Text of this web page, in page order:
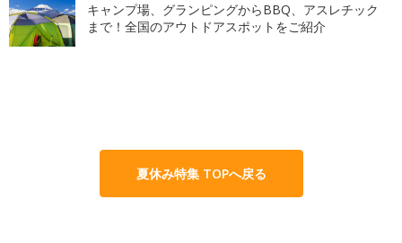
キャンプ場、グランピングからBBQ、アスレチック
まで！全国のアウトドアスポットをご紹介
夏休み特集 TOPへ戻る